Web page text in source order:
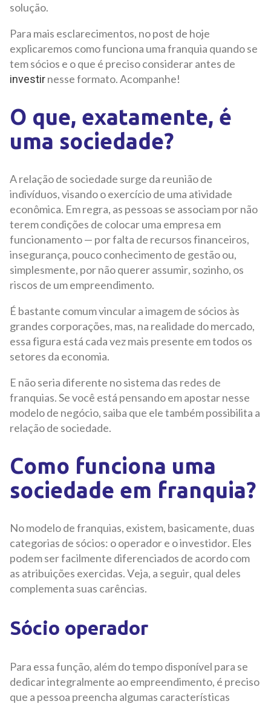
solução.
Para mais esclarecimentos, no post de hoje
explicaremos como funciona uma franquia quando se
tem sócios e o que é preciso considerar antes de
investirnesse formato. Acompanhe!
O que, exatamente, é
uma sociedade?
A relação de sociedade surge da reunião de
indivíduos, visando o exercício de uma atividade
econômica. Em regra, as pessoas se associam por não
terem condições de colocar uma empresa em
funcionamento — por falta de recursos financeiros,
insegurança, pouco conhecimento de gestão ou,
simplesmente, por não querer assumir, sozinho, os
riscos de um empreendimento.
É bastante comum vincular a imagem de sócios às
grandes corporações, mas, na realidade do mercado,
essa figura está cada vez mais presente em todos os
setores da economia.
E não seria diferente no sistema das redes de
franquias. Se você está pensando em apostar nesse
modelo de negócio, saiba que ele também possibilita a
relação de sociedade.
Como funciona uma
sociedade em franquia?
No modelo de franquias, existem, basicamente, duas
categorias de sócios: o operador e o investidor. Eles
podem ser facilmente diferenciados de acordo com
as atribuições exercidas. Veja, a seguir, qual deles
complementa suas carências.
Sócio operador
Para essa função, além do tempo disponível para se
dedicar integralmente ao empreendimento, é preciso
que a pessoa preencha algumas características